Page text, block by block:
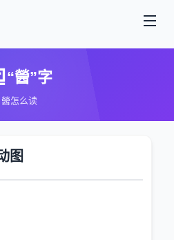
“醟”字
醟怎么读
图